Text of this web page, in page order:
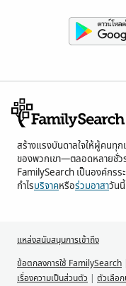
สร้างแรงบันดาลใจให้ผู้คนทุ
ของพวกเขา—ตลอดหลายชั่ว
FamilySearch เป็นองค์กรร
กำไรบริจาคหรือร่วมอาสาวัน
แหล่งสนับสนุนการเข้าถึง
ข้อตกลงการใช้ FamilySearch
เรื่องความเป็นส่วนตัว | ตัวเลือก